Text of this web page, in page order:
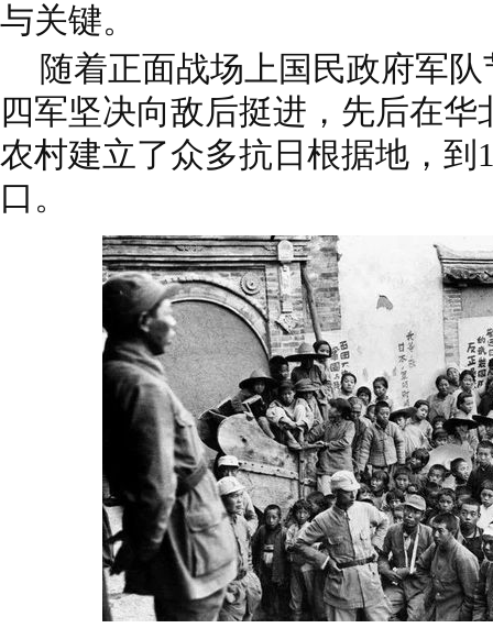
与关键。
随着正面战场上国民政府军
四军坚决向敌后挺进，先后在
农村建立了众多抗日根据地，到
口。